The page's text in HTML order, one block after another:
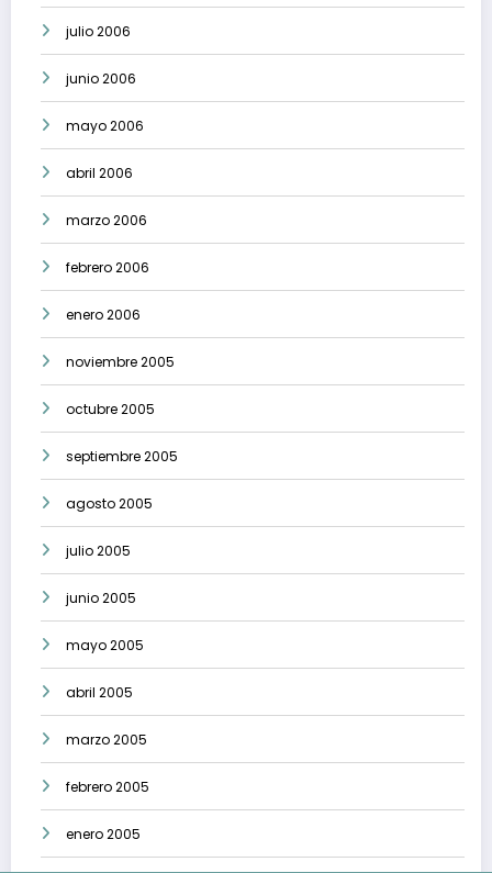
julio 2006
junio 2006
mayo 2006
abril 2006
marzo 2006
febrero 2006
enero 2006
noviembre 2005
octubre 2005
septiembre 2005
agosto 2005
julio 2005
junio 2005
mayo 2005
abril 2005
marzo 2005
febrero 2005
enero 2005